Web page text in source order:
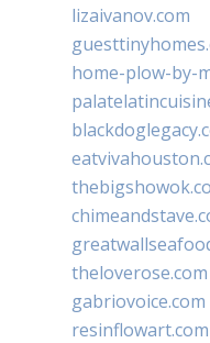
lizaivanov.com
home-plow-by-
theloverose.com
gabriovoice.com
resinflowart.com